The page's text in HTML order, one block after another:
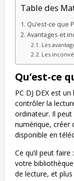
Table des
Qu’est-ce que
Avantages et
Les
Les
Qu’est-ce
PC DJ DEX est
contrôler la
ordinateur. Il
numérique, créer
disponible en
Ce qu’il peut
votre
de lecture, et